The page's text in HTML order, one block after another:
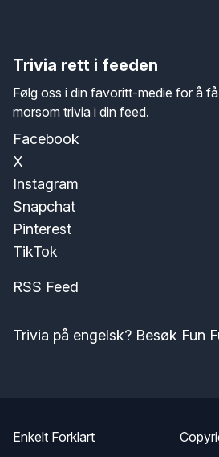
Trivia rett i feeden
Følg oss i din favoritt-medie for å
morsom trivia i din feed.
Facebook
X
Instagram
Snapchat
Pinterest
TikTok
RSS Feed
Trivia på engelsk? Besøk Fun
Enkelt Forklart